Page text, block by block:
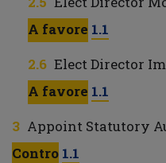
A favore 1.1
Elect Director
A favore 1.1
Appoint Statutory
Contro 1.1